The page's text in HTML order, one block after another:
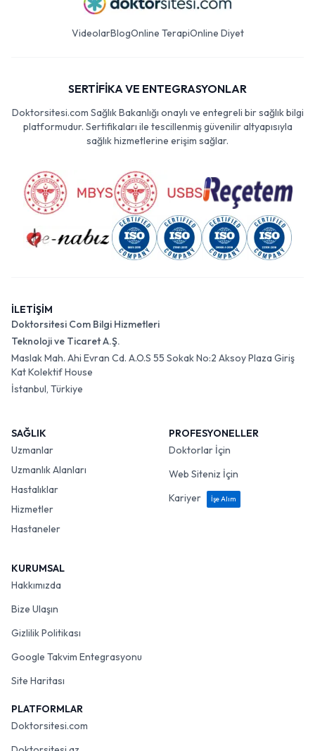
VideolarBlogOnline TerapiOnline Diyet
SERTİFİKA VE ENTEGRASYONLAR
Doktorsitesi.com Sağlık Bakanlığı onaylı ve entegreli bir sağlık bilgi
platformudur. Sertifikaları ile tescillenmiş güvenilir altyapısıyla
sağlık hizmetlerine erişim sağlar.
İLETİŞİM
Doktorsitesi Com Bilgi Hizmetleri
Teknoloji ve Ticaret A.Ş.
Maslak Mah. Ahi Evran Cd. A.O.S 55 Sokak No:2 Aksoy Plaza Giriş
Kat Kolektif House
İstanbul, Türkiye
SAĞLIK
Uzmanlar
Uzmanlık Alanları
Hastalıklar
Hizmetler
Hastaneler
PROFESYONELLER
Doktorlar İçin
Web Siteniz İçin
Kariyer
İşe Alım
KURUMSAL
Hakkımızda
Bize Ulaşın
Gizlilik Politikası
Google Takvim Entegrasyonu
Site Haritası
PLATFORMLAR
Doktorsitesi.com